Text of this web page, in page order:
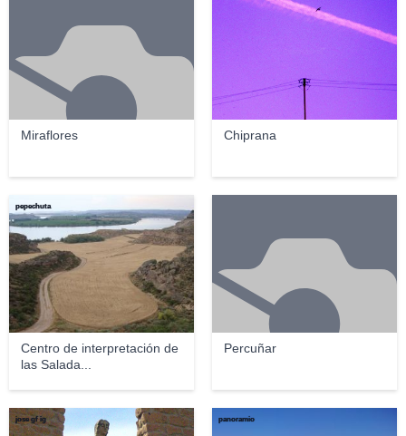
Miraflores Chiprana
Centro de interpretación de
las Salada...
pepechuta
Percuñar
jose gf ig panoramio